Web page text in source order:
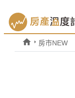
房市NEW